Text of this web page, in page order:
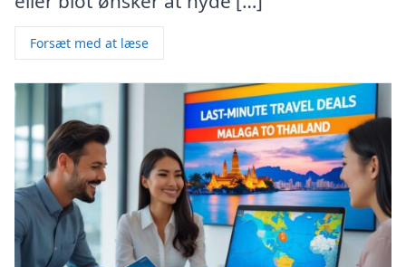
Forsæt med at læse